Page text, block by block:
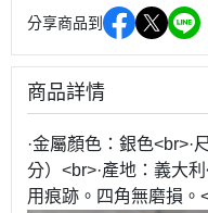
分享商品到
商品詳情
·金屬顏色：銀色<br>·
分）<br>·產地：義大
用痕跡。四角無磨損。